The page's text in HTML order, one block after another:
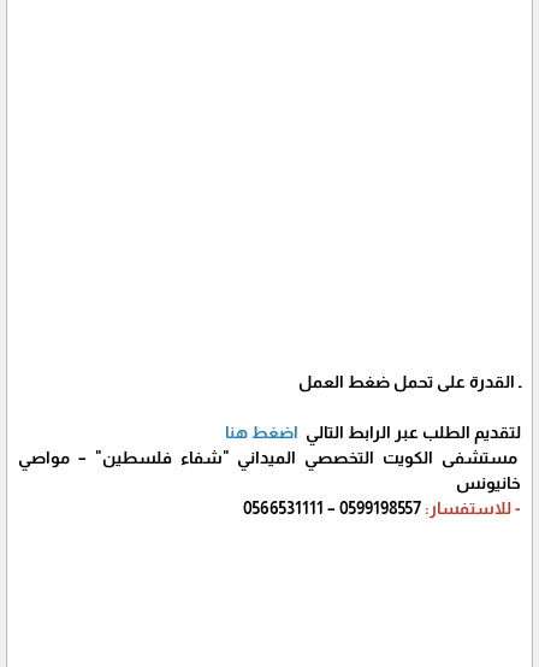
ـ القدرة على تحمل ضغط العمل
لتقديم الطلب عبر الرابط التالي اضغط هنا
مستشفى الكويت التخصصي الميداني "شفاء فلسطين" – مواصي
خانيونس
- للاستفسار: